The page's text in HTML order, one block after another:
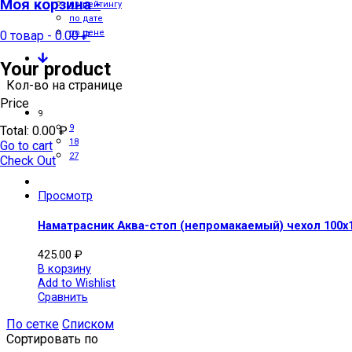
Моя корзина -
0 товар - 0.00₽
Your product
Price
Total: 0.00₽
Go to cart
Check Out
по рейтингу
по дате
по цене
Кол-во на странице
9
9
18
27
Просмотр
Наматрасник Аква-стоп (непромакаемый) чехол
425.00 ₽
В корзину
Add to Wishlist
Сравнить
По сетке Списком
Сортировать по